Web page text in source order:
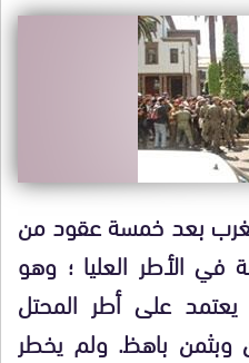
بعد خمسة عقود من
في الأطر العليا ؛ وهو
على أطر المحتل
وبثمن باهظ. ولم يخطر